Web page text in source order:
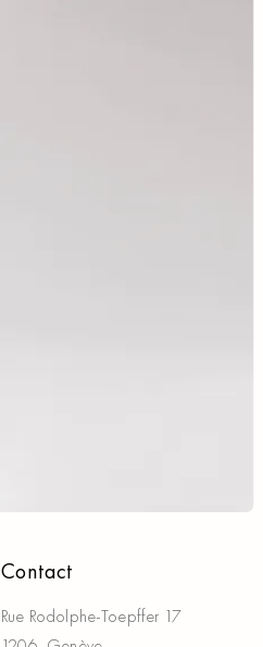
Contact
Rue Rodolphe-Toepffer 17